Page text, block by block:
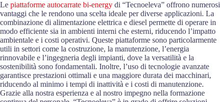
Le piattaforme autocarrate bi-energy di “Tecnoeleva” offrono numerosi
vantaggi che le rendono una scelta ideale per diverse applicazioni. La
combinazione di alimentazione elettrica e diesel permette di operare in
modo efficiente sia in ambienti interni che esterni, riducendo l’impatto
ambientale e i costi operativi. Queste piattaforme sono particolarmente
utili in settori come la costruzione, la manutenzione, l’energia
rinnovabile e l’ingegneria degli impianti, dove la versatilità e la
sostenibilità sono fondamentali. Inoltre, l’uso di tecnologie avanzate
garantisce prestazioni ottimali e una maggiore durata dei macchinari,
riducendo al minimo i tempi di inattività e i costi di manutenzione.
Grazie alla nostra esperienza e al nostro impegno nella formazione